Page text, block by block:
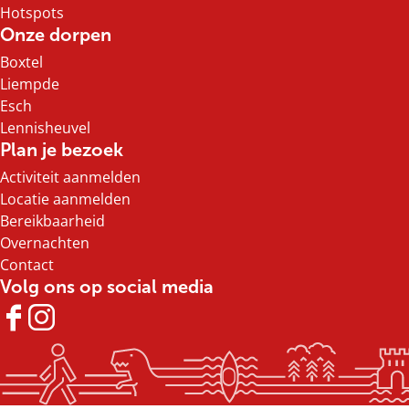
Hotspots
Onze dorpen
Boxtel
Liempde
Esch
Lennisheuvel
Plan je bezoek
Activiteit aanmelden
Locatie aanmelden
Bereikbaarheid
Overnachten
Contact
Volg ons op social media
F
c
e
I
s
t